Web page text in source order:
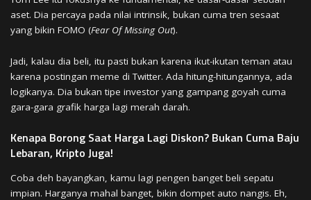
aset. Dia percaya pada nilai intrinsik, bukan cuma tren sesaat
yang bikin FOMO (Fear Of Missing Out).
Jadi, kalau dia beli, itu pasti bukan karena ikut-ikutan teman atau
karena postingan meme di Twitter. Ada hitung-hitungannya, ada
logikanya. Dia bukan tipe investor yang gampang goyah cuma
gara-gara grafik harga lagi merah darah.
Kenapa Borong Saat Harga Lagi Diskon? Bukan Cuma Baju
Lebaran, Kripto Juga!
Coba deh bayangkan, kamu lagi pengen banget beli sepatu
impian. Harganya mahal banget, bikin dompet auto nangis. Eh,